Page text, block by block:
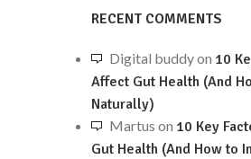
RECENT COMMENTS
Digital buddyon 10
Affect Gut Health (And
Naturally)
Martus on 10 Key
Gut Health (And How to